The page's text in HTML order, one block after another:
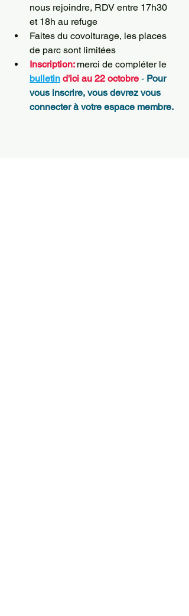
nous rejoindre, RDV entre 17h30
et 18h au refuge
Faites du covoiturage, les places
de parc sont limitées
Inscription: merci de compléter le
bulletin d'ici au 22 octobre - Pour
vous inscrire, vous devrez vous
connecter à votre espace membre.